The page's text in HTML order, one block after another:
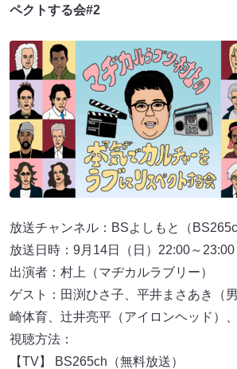
ペクトする会#2
放送チャンネル：BSよしもと（
放送日時：9月14日（日）22:00～23:00
出演者：村上（マヂカルラブリー）
ゲスト：田渕ひさ子、平井まさあき（
崎体育、辻井亮平（アイロンヘッド）
視聴方法：
【TV】 BS265ch（無料放送）